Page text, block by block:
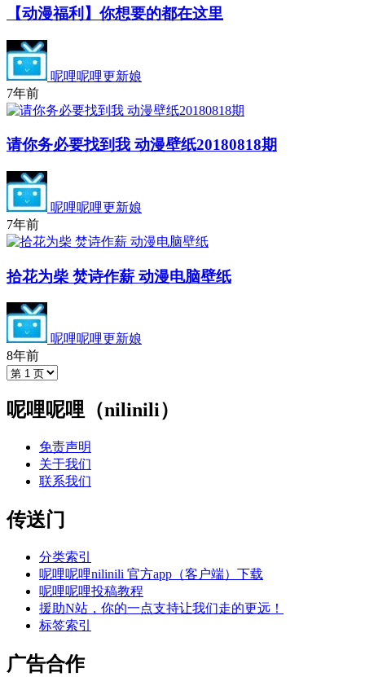
【动漫福利】你想要的都在这里
呢哩呢哩更新娘
7年前
请你务必要找到我 动漫壁纸20180818期
呢哩呢哩更新娘
7年前
拾花为柴 焚诗作薪 动漫电脑壁纸
呢哩呢哩更新娘
8年前
呢哩呢哩（nilinili）
免责声明
关于我们
联系我们
传送门
分类索引
呢哩呢哩nilinili 官方app（客户端）下载
呢哩呢哩投稿教程
援助N站，你的一点支持让我们走的更远！
标签索引
广告合作